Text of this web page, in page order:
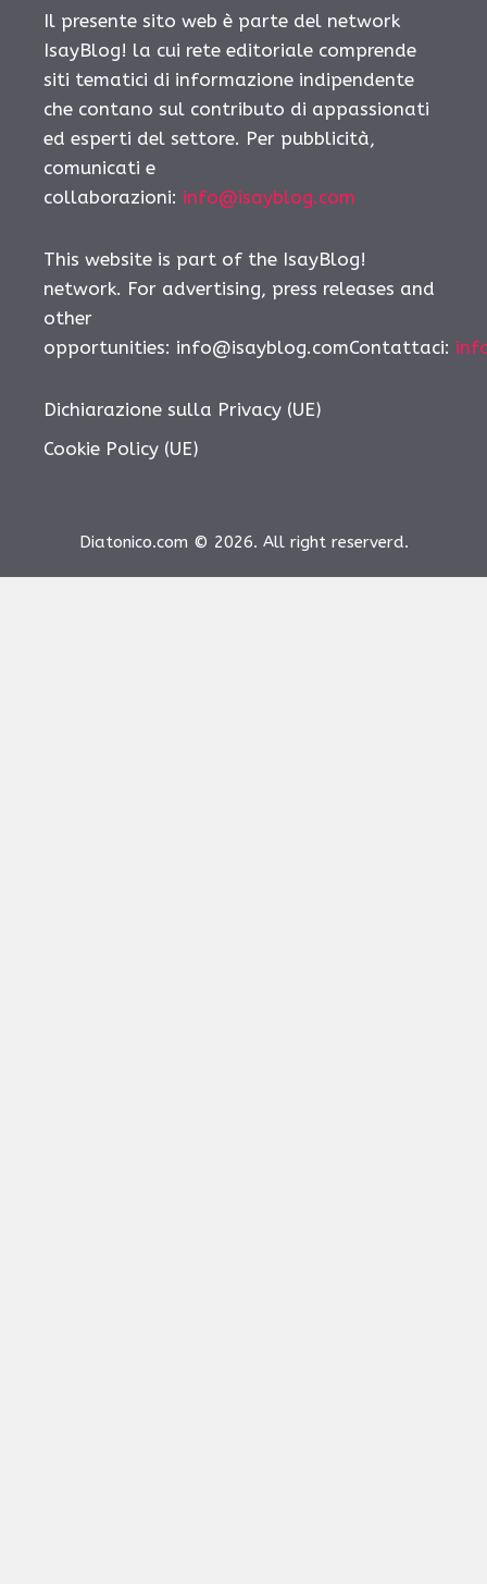
Il presente sito web è parte del network
IsayBlog! la cui rete editoriale comprende
siti tematici di informazione indipendente
che contano sul contributo di appassionati
ed esperti del settore. Per pubblicità,
comunicati e
collaborazioni: info@isayblog.com
This website is part of the IsayBlog!
network. For advertising, press releases and
other
opportunities: info@isayblog.comContattaci:
Dichiarazione sulla Privacy (UE)
Cookie Policy (UE)
Diatonico.com © 2026. All right reserverd.